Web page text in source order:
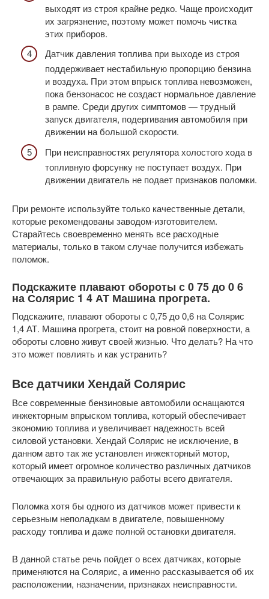
выходят из строя крайне редко. Чаще происходит
их загрязнение, поэтому может помочь чистка
этих приборов.
Датчик давления топлива при выходе из строя
поддерживает нестабильную пропорцию бензина
и воздуха. При этом впрыск топлива невозможен,
пока бензонасос не создаст нормальное давление
в рампе. Среди других симптомов — трудный
запуск двигателя, подергивания автомобиля при
движении на большой скорости.
При неисправностях регулятора холостого хода в
топливную форсунку не поступает воздух. При
движении двигатель не подает признаков поломки.
При ремонте используйте только качественные детали,
которые рекомендованы заводом-изготовителем.
Старайтесь своевременно менять все расходные
материалы, только в таком случае получится избежать
поломок.
Подскажите плавают обороты с 0 75 до 0 6
на Солярис 1 4 АТ Машина прогрета.
Подскажите, плавают обороты с 0,75 до 0,6 на Солярис
1,4 АТ. Машина прогрета, стоит на ровной поверхности, а
обороты словно живут своей жизнью. Что делать? На что
это может повлиять и как устранить?
Все датчики Хендай Солярис
Все современные бензиновые автомобили оснащаются
инжекторным впрыском топлива, который обеспечивает
экономию топлива и увеличивает надежность всей
силовой установки. Хендай Солярис не исключение, в
данном авто так же установлен инжекторный мотор,
который имеет огромное количество различных датчиков
отвечающих за правильную работы всего двигателя.
Поломка хотя бы одного из датчиков может привести к
серьезным неполадкам в двигателе, повышенному
расходу топлива и даже полной остановки двигателя.
В данной статье речь пойдет о всех датчиках, которые
применяются на Солярис, а именно рассказывается об их
расположении, назначении, признаках неисправности.